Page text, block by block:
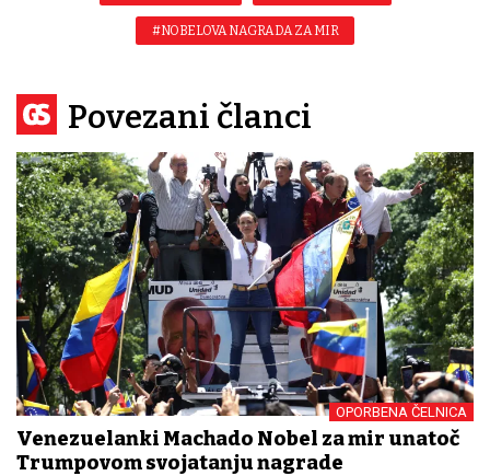
#NOBELOVA NAGRADA ZA MIR
Povezani članci
OPORBENA ČELNICA
Venezuelanki Machado Nobel za mir unatoč
Trumpovom svojatanju nagrade